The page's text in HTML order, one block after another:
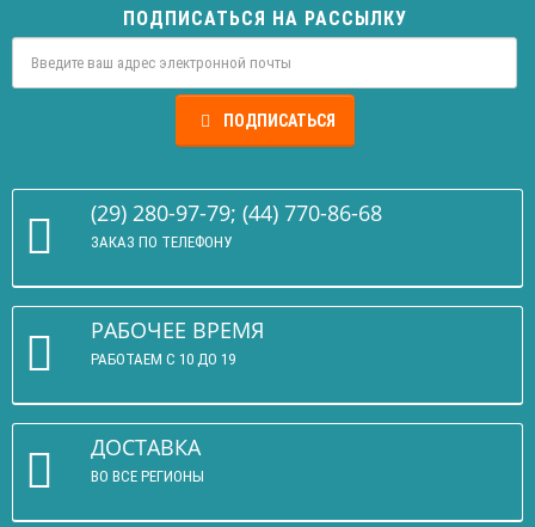
ПОДПИСАТЬСЯ НА РАССЫЛКУ
ПОДПИСАТЬСЯ
(29) 280-97-79; (44) 770-86-68
ЗАКАЗ ПО ТЕЛЕФОНУ
РАБОЧЕЕ ВРЕМЯ
РАБОТАЕМ С 10 ДО 19
ДОСТАВКА
ВО ВСЕ РЕГИОНЫ